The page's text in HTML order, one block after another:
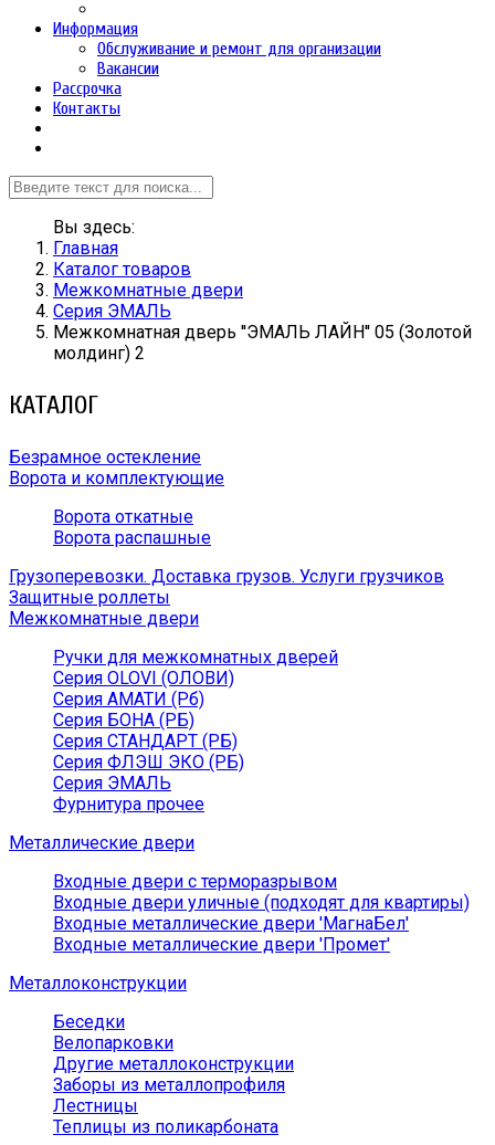
Информация
Обслуживание и ремонт для организации
Вакансии
Рассрочка
Контакты
Вы здесь:
Главная
Каталог товаров
Межкомнатные двери
Серия ЭМАЛЬ
Межкомнатная дверь ''ЭМАЛЬ ЛАЙН'' 05 (Золотой
молдинг) 2
КАТАЛОГ
Безрамное остекление
Ворота и комплектующие
Ворота откатные
Ворота распашные
Грузоперевозки. Доставка грузов. Услуги грузчиков
Защитные роллеты
Межкомнатные двери
Ручки для межкомнатных дверей
Серия OLOVI (ОЛОВИ)
Серия АМАТИ (Рб)
Серия БОНА (РБ)
Серия СТАНДАРТ (РБ)
Серия ФЛЭШ ЭКО (РБ)
Серия ЭМАЛЬ
Фурнитура прочее
Металлические двери
Входные двери с терморазрывом
Входные двери уличные (подходят для квартиры)
Входные металлические двери 'МагнаБел'
Входные металлические двери 'Промет'
Металлоконструкции
Беседки
Велопарковки
Другие металлоконструкции
Заборы из металлопрофиля
Лестницы
Теплицы из поликарбоната